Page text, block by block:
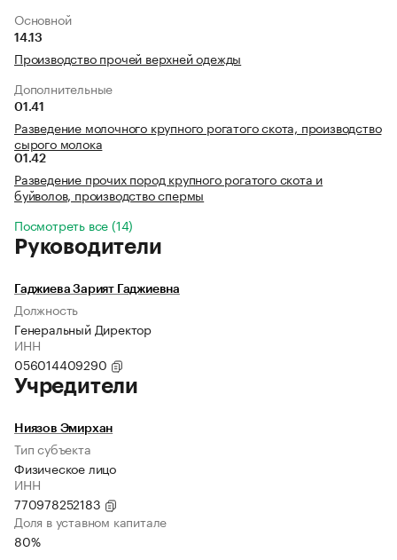
Основной
14.13
Производство прочей верхней одежды
Дополнительные
01.41
Разведение молочного крупного рогатого скота, производство
сырого молока
01.42
Разведение прочих пород крупного рогатого скота и
буйволов, производство спермы
Посмотреть все (14)
Руководители
Гаджиева Зарият Гаджиевна
Должность
Генеральный Директор
ИНН
056014409290
Учредители
Ниязов Эмирхан
Тип субъекта
Физическое лицо
ИНН
770978252183
Доля в уставном капитале
80%